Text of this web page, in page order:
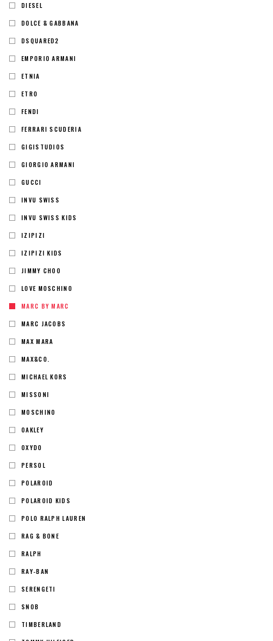
DIESEL
DOLCE & GABBANA
DSQUARED2
EMPORIO ARMANI
ETNIA
ETRO
FENDI
FERRARI SCUDERIA
GIGISTUDIOS
GIORGIO ARMANI
GUCCI
INVU SWISS
INVU SWISS KIDS
IZIPIZI
IZIPIZI KIDS
JIMMY CHOO
LOVE MOSCHINO
MARC BY MARC
MARC JACOBS
MAX MARA
MAX&CO.
MICHAEL KORS
MISSONI
MOSCHINO
OAKLEY
OXYDO
PERSOL
POLAROID
POLAROID KIDS
POLO RALPH LAUREN
RAG & BONE
RALPH
RAY-BAN
SERENGETI
SNOB
TIMBERLAND